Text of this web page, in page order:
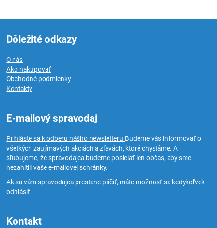
Dôležité odkazy
O nás
Ako nakupovať
Obchodné podmienky
Kontakty
E-mailový spravodaj
Prihláste sa k odberu nášho newsletteru.Budeme vás informovať o
všetkých zaujímavých akciách a zľavách, ktoré chystáme. A
sľubujeme, že spravodajca budeme posielať len občas, aby sme
nezahltili vaše e-mailovej schránky.
Ak sa vám spravodajca prestane páčiť, máte možnosť sa kedykoľvek
odhlásiť.
Kontakt